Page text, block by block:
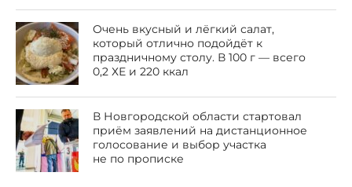
Очень вкусный и лёгкий салат,
который отлично подойдёт к
праздничному столу. В 100 г — всего
0,2 ХЕ и 220 ккал
В Новгородской области стартовал
приём заявлений на дистанционное
голосование и выбор участка
не по прописке